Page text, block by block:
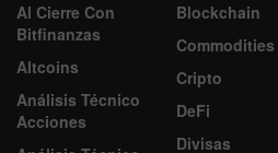
Al Cierre Con
Bitfinanzas
Altcoins
Análisis Técnico
Acciones
Blockchain
Commodities
Cripto
DeFi
Divisas